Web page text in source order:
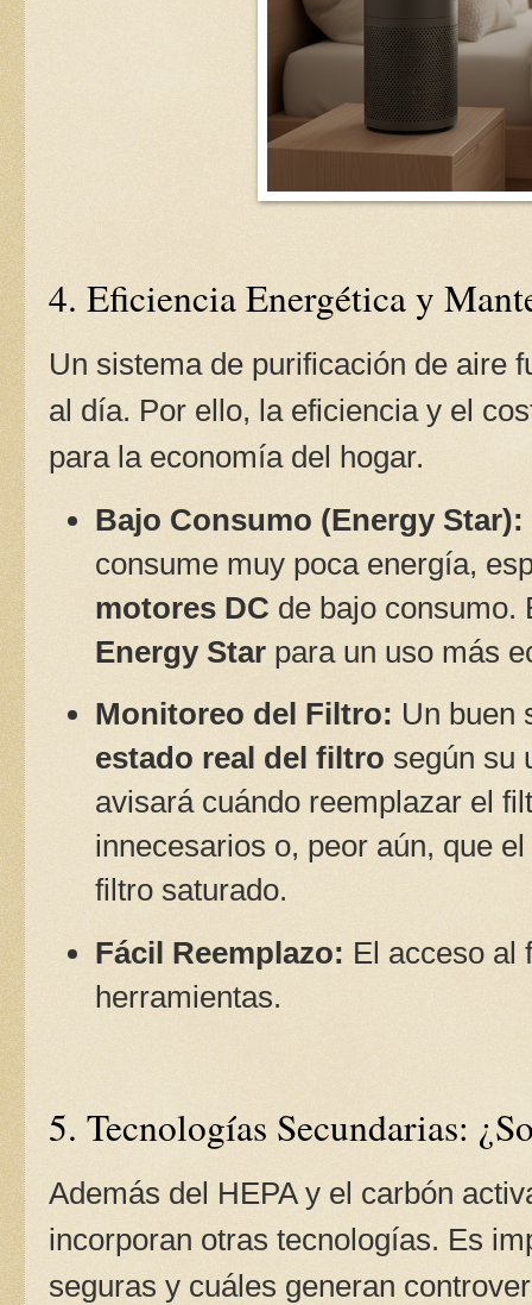
4. Eficiencia Energética y
Un sistema de purificación de aire
al día. Por ello, la eficiencia y el
para la economía del hogar.
Bajo Consumo (Energy Star):
consume muy poca energía,
motores DC de bajo consumo.
Energy Starpara un uso más
Monitoreo del Filtro: Un buen
estado real del filtro según su
avisará cuándo reemplazar el
innecesarios o, peor aún, que
filtro saturado.
Fácil Reemplazo: El acceso al
herramientas.
5. Tecnologías Secundarias:
Además del HEPA y el carbón
incorporan otras tecnologías. Es
seguras y cuáles generan